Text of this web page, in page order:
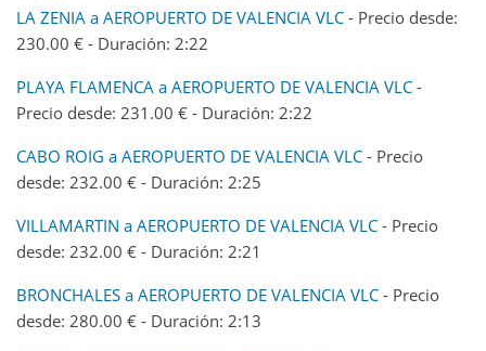
LA ZENIA a AEROPUERTO DE VALENCIA VLC - Precio desde:
230.00 € - Duración: 2:22
PLAYA FLAMENCA a AEROPUERTO DE VALENCIA VLC -
Precio desde: 231.00 € - Duración: 2:22
CABO ROIG a AEROPUERTO DE VALENCIA VLC - Precio
desde: 232.00 € - Duración: 2:25
VILLAMARTIN a AEROPUERTO DE VALENCIA VLC - Precio
desde: 232.00 € - Duración: 2:21
BRONCHALES a AEROPUERTO DE VALENCIA VLC - Precio
desde: 280.00 € - Duración: 2:13